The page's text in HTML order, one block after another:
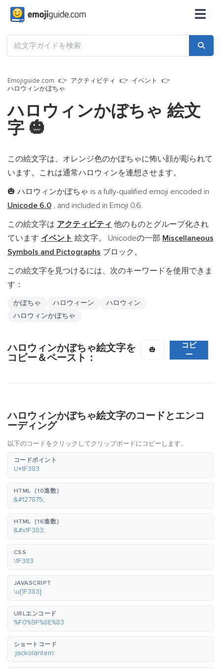
☰
Emojiguide.com アクティビティ
イベント
ハロウィンかぼちゃ
ハロウィンかぼちゃ 絵文
字 🎃
この絵文字は、オレンジ色のかぼちゃに怖い顔が彫られて
います。これは通常ハロウィンを連想させます。
🎃 ハロウィンかぼちゃ is a fully-qualified emoji encoded in
Unicode 6.0 , and included in Emoji 0.6.
この絵文字は アクティビティ 他のものとグループ化され
ています イベント 絵文字。 Unicodeの一部 Miscellaneous
Symbols and Pictographs ブロック。
この絵文字を見つけるには、次のキーワードを使用できま
す：
かぼちゃ ハロウィーン
ハロウィン
ハロウィンかぼちゃ
ハロウィンかぼちゃ絵文字を
コピー＆ペースト：
🎃
コピ
ー
ハロウィンかぼちゃ絵文字のコードとエンコ
ーディング
以下のコードをクリックしてクリップボードにコピーします。
コードポイント
U+1F383
HTML（10進数）
&#127875;
HTML（16進数）
&#x1F383;
CSS
\1F383
JAVASCRIPT
\u{1F383}
URLエンコード
%F0%9F%8E%83
ショートコード
:jackolantern: